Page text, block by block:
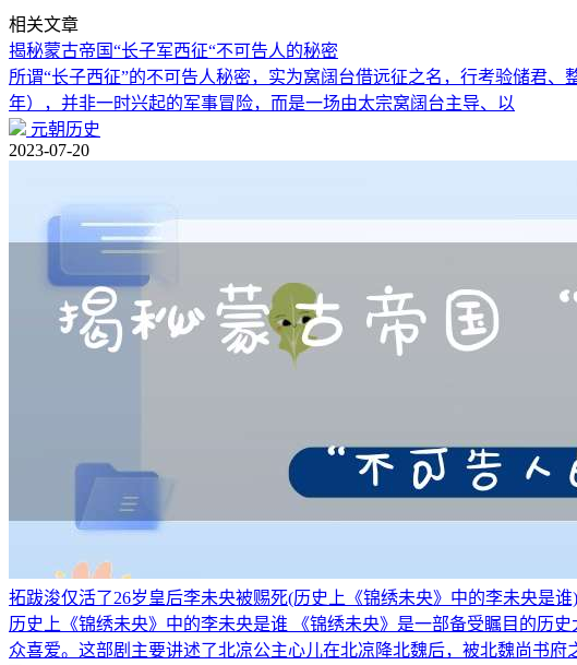
相关文章
揭秘蒙古帝国“长子军西征“不可告人的秘密
所谓“长子西征”的不可告人秘密，实为窝阔台借远征之名，行考验储君
年），并非一时兴起的军事冒险，而是一场由太宗窝阔台主导、以
元朝历史
2023-07-20
拓跋浚仅活了26岁皇后李未央被赐死(历史上《锦绣未央》中的李未央是谁)
历史上《锦绣未央》中的李未央是谁 《锦绣未央》是一部备受瞩目的历
众喜爱。这部剧主要讲述了北凉公主心儿在北凉降北魏后，被北魏尚书府